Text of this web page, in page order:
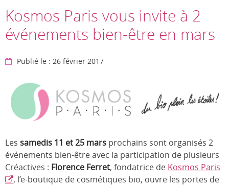
Kosmos Paris vous invite à 2
événements bien-être en mars
Publié le : 26 février 2017
Les samedis 11 et 25 mars prochains sont organisés 2
événements bien-être avec la participation de plusieurs
Créactives : Florence Ferret, fondatrice de Kosmos Paris
, l’e-boutique de cosmétiques bio, ouvre les portes de